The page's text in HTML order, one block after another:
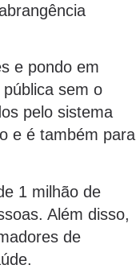
e pondo em
sem o
pelo sistema
e é também para
1 milhão de
Além disso,
de